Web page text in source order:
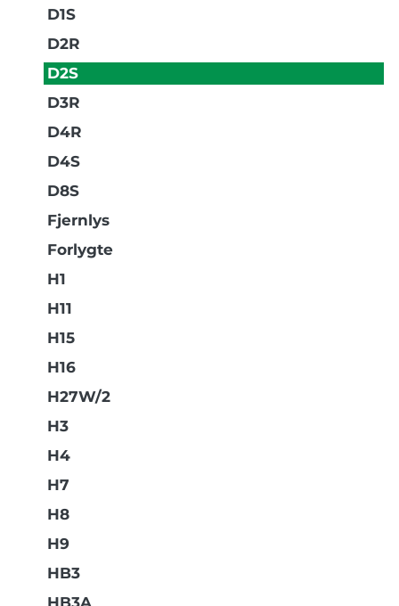
D1S
D2R
D2S
D3R
D4R
D4S
D8S
Fjernlys
Forlygte
H1
H11
H15
H16
H27W/2
H3
H4
H7
H8
H9
HB3
HB3A